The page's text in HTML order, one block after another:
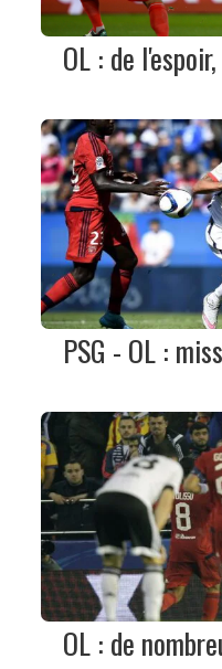
OL : de
PSG - OL :
OL : de